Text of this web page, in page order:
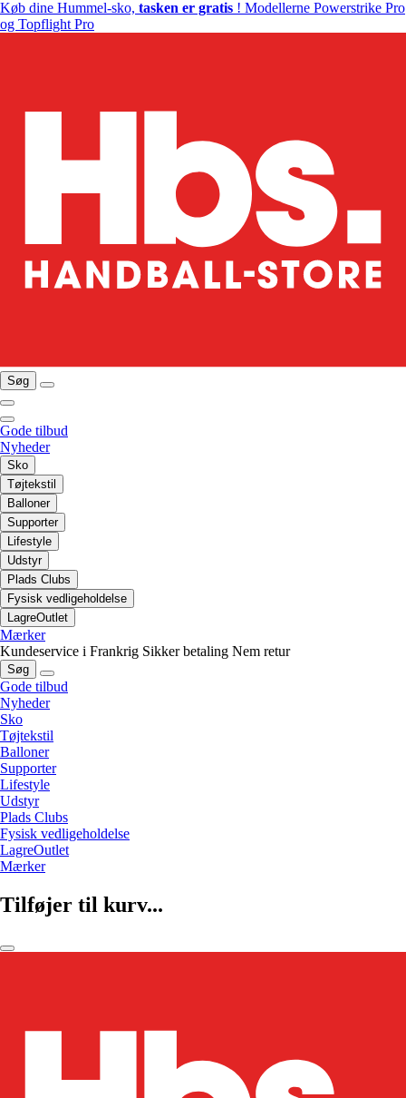
Køb dine Hummel-sko, tasken er gratis ! Modellerne Powerstrike Pro
og Topflight Pro
Søg
Gode tilbud
Nyheder
Sko
Tøjtekstil
Balloner
Supporter
Lifestyle
Udstyr
Plads Clubs
Fysisk vedligeholdelse
LagreOutlet
Mærker
Kundeservice i Frankrig Sikker betaling Nem retur
Søg
Gode tilbud
Nyheder
Sko
Tøjtekstil
Balloner
Supporter
Lifestyle
Udstyr
Plads Clubs
Fysisk vedligeholdelse
LagreOutlet
Mærker
Tilføjer til kurv...